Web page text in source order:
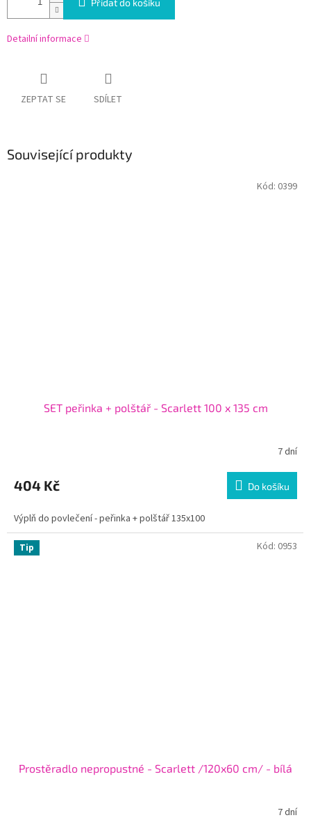
Přidat do košíku
Detailní informace
ZEPTAT SE SDÍLET
Související produkty
SET peřinka + polštář - Scarlett 100 x 135 cm
7 dní
404 Kč Do košíku
Výplň do povlečení - peřinka + polštář 135x100
Kód: 0399
Tip
Prostěradlo nepropustné - Scarlett /120x60 cm/ - bílá
7 dní
Kód: 0953